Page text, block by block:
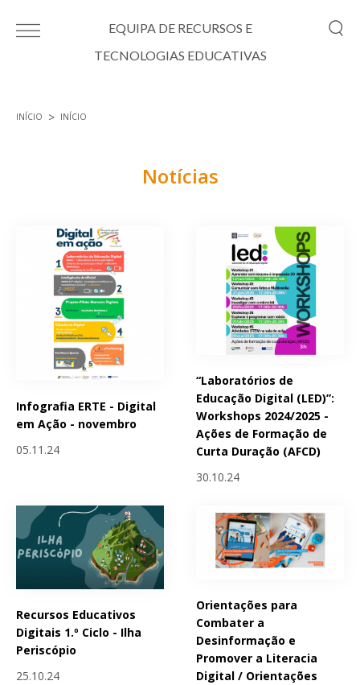
EQUIPA DE RECURSOS E
TECNOLOGIAS EDUCATIVAS
INÍCIO INÍCIO
Notícias
Infografia ERTE - Digital
em Ação - novembro
05.11.24
“Laboratórios de
Educação Digital (LED)”:
Workshops 2024/2025 -
Ações de Formação de
Curta Duração (AFCD)
30.10.24
Recursos Educativos
Digitais 1.º Ciclo - Ilha
Periscópio
25.10.24
Orientações para
Combater a
Desinformação e
Promover a Literacia
Digital / Orientações
Páginas